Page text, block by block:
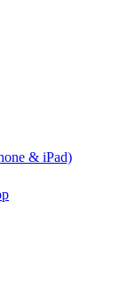
& iPad)